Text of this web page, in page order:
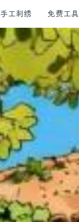
手工刺绣 免费工具